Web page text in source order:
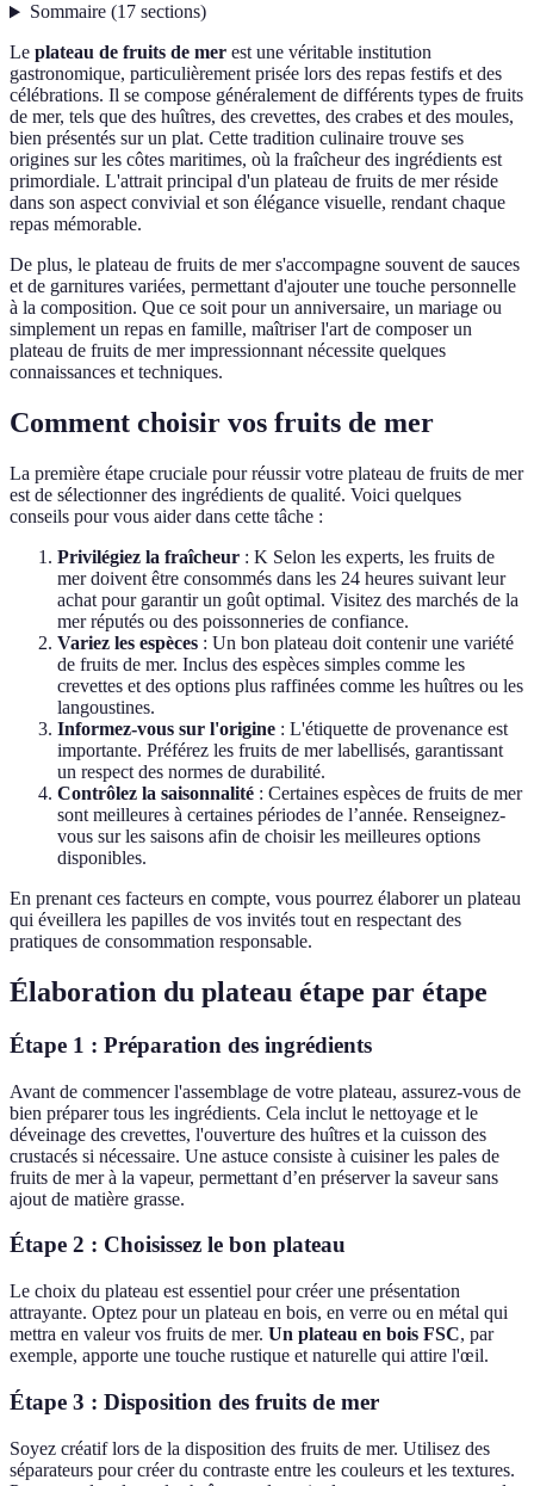
Sommaire(17 sections)
Le plateau de fruits de mer est une véritable institution
gastronomique, particulièrement prisée lors des repas festifs et des
célébrations. Il se compose généralement de différents types de fruits
de mer, tels que des huîtres, des crevettes, des crabes et des moules,
bien présentés sur un plat. Cette tradition culinaire trouve ses
origines sur les côtes maritimes, où la fraîcheur des ingrédients est
primordiale. L'attrait principal d'un plateau de fruits de mer réside
dans son aspect convivial et son élégance visuelle, rendant chaque
repas mémorable.
De plus, le plateau de fruits de mer s'accompagne souvent de sauces
et de garnitures variées, permettant d'ajouter une touche personnelle
à la composition. Que ce soit pour un anniversaire, un mariage ou
simplement un repas en famille, maîtriser l'art de composer un
plateau de fruits de mer impressionnant nécessite quelques
connaissances et techniques.
Comment choisir vos fruits de mer
La première étape cruciale pour réussir votre plateau de fruits de mer
est de sélectionner des ingrédients de qualité. Voici quelques
conseils pour vous aider dans cette tâche :
Privilégiez la fraîcheur : K Selon les experts, les fruits de
mer doivent être consommés dans les 24 heures suivant leur
achat pour garantir un goût optimal. Visitez des marchés de la
mer réputés ou des poissonneries de confiance.
Variez les espèces : Un bon plateau doit contenir une variété
de fruits de mer. Inclus des espèces simples comme les
crevettes et des options plus raffinées comme les huîtres ou les
langoustines.
Informez-vous sur l'origine : L'étiquette de provenance est
importante. Préférez les fruits de mer labellisés, garantissant
un respect des normes de durabilité.
Contrôlez la saisonnalité : Certaines espèces de fruits de mer
sont meilleures à certaines périodes de l’année. Renseignez-
vous sur les saisons afin de choisir les meilleures options
disponibles.
En prenant ces facteurs en compte, vous pourrez élaborer un plateau
qui éveillera les papilles de vos invités tout en respectant des
pratiques de consommation responsable.
Élaboration du plateau étape par étape
Étape 1 : Préparation des ingrédients
Avant de commencer l'assemblage de votre plateau, assurez-vous de
bien préparer tous les ingrédients. Cela inclut le nettoyage et le
déveinage des crevettes, l'ouverture des huîtres et la cuisson des
crustacés si nécessaire. Une astuce consiste à cuisiner les pales de
fruits de mer à la vapeur, permettant d’en préserver la saveur sans
ajout de matière grasse.
Étape 2 : Choisissez le bon plateau
Le choix du plateau est essentiel pour créer une présentation
attrayante. Optez pour un plateau en bois, en verre ou en métal qui
mettra en valeur vos fruits de mer. Un plateau en bois FSC, par
exemple, apporte une touche rustique et naturelle qui attire l'œil.
Étape 3 : Disposition des fruits de mer
Soyez créatif lors de la disposition des fruits de mer. Utilisez des
séparateurs pour créer du contraste entre les couleurs et les textures.